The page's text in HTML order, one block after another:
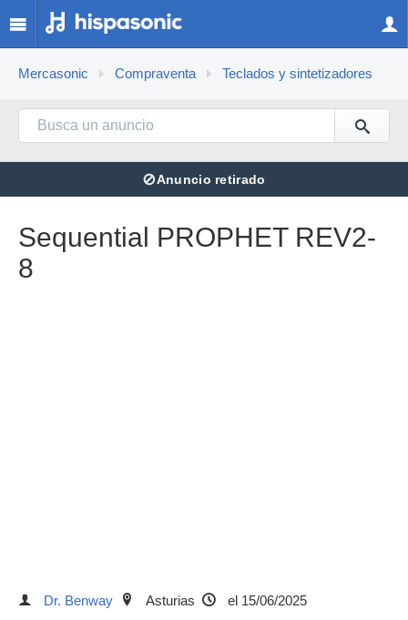
Mercasonic Compraventa Teclados y sintetizadores
⊘Anuncio retirado
Sequential PROPHET REV2-
8
Dr. Benway Asturias el 15/06/2025